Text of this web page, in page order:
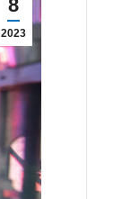
8
2023